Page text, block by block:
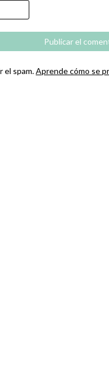
el spam.Aprende cómo se